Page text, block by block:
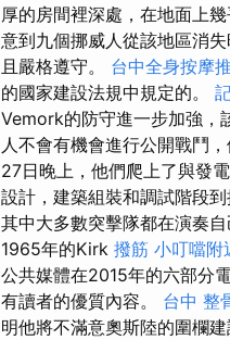
厚的房間裡深處，在地面上幾
意到九個挪威人從該地區消
且嚴格遵守。 台中全身按摩
的國家建設法規中規定的。
Vemork的防守進一步加強，
人不會有機會進行公開戰鬥
27日晚上，他們爬上了與發
設計，建築組裝和調試階段
其中大多數突擊隊都在演奏自
1965年的Kirk 撥筋 小叮噹附
公共媒體在2015年的六部分
有讀者的優質內容。 台中 整
明他將不滿意奧斯陸的圍欄建